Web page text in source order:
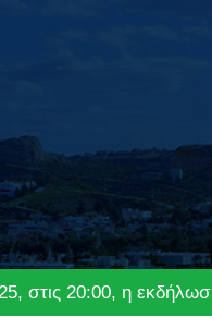
στις 20:00, η